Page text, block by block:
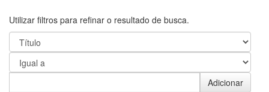
Utilizar filtros para refinar o resultado de busca.